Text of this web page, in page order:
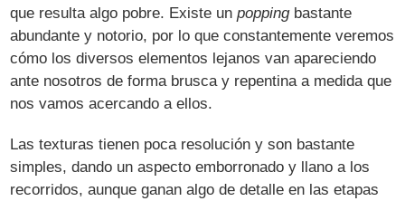
que resulta algo pobre. Existe unpoppingbastante
abundante y notorio, por lo que constantemente veremos
cómo los diversos elementos lejanos van apareciendo
ante nosotros de forma brusca y repentina a medida que
nos vamos acercando a ellos.
Las texturas tienen poca resolución y son bastante
simples, dando un aspecto emborronado y llano a los
recorridos, aunque ganan algo de detalle en las etapas